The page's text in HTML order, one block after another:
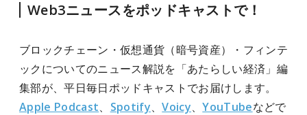
Web3ニュースをポッドキャストで！
ブロックチェーン・仮想通貨（暗号資産）・フィンテ
ックについてのニュース解説を「あたらしい経済」編
集部が、平日毎日ポッドキャストでお届けします。
Apple Podcast、 Spotify、Voicy、YouTubeなどで